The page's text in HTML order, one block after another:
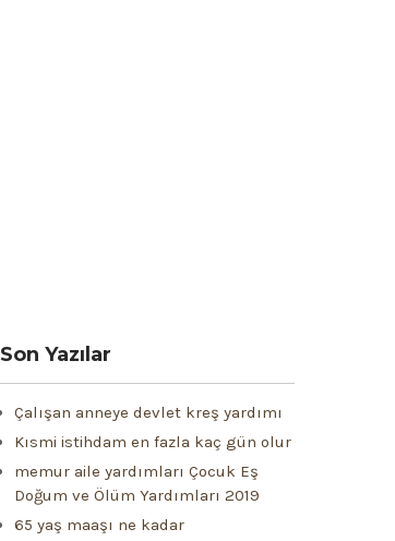
Son Yazılar
Çalışan anneye devlet kreş yardımı
Kısmi istihdam en fazla kaç gün olur
memur aile yardımları Çocuk Eş
Doğum ve Ölüm Yardımları 2019
65 yaş maaşı ne kadar